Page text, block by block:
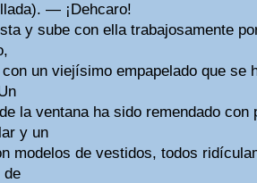
— ¡Dehcaro!
y sube con ella trabajosamente
un viejísimo empapelado que se
la ventana ha sido remendado con
y un
modelos de vestidos, todos
de